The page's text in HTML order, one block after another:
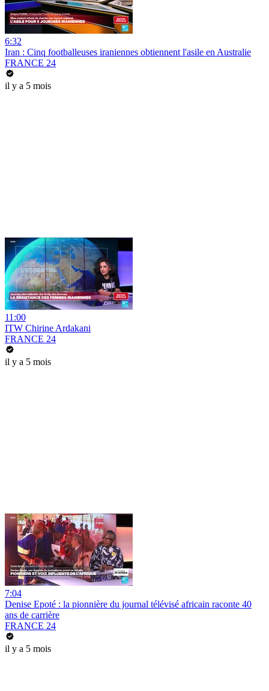
6:32
Iran : Cinq footballeuses iraniennes obtiennent l'asile en Australie
FRANCE 24
il y a 5 mois
11:00
ITW Chirine Ardakani
FRANCE 24
il y a 5 mois
7:04
Denise Epoté : la pionnière du journal télévisé africain raconte 40
ans de carrière
FRANCE 24
il y a 5 mois